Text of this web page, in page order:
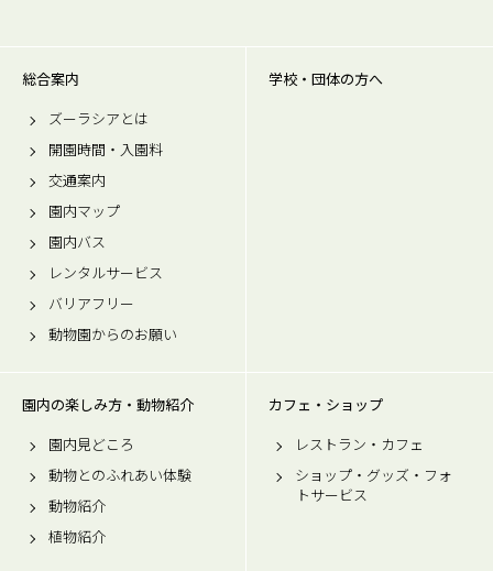
総合案内
ズーラシアとは
開園時間・入園料
交通案内
園内マップ
園内バス
レンタルサービス
バリアフリー
動物園からのお願い
学校・団体の方へ
園内の楽しみ方・動物紹介
園内見どころ
動物とのふれあい体験
動物紹介
植物紹介
カフェ・ショップ
レストラン・カフェ
ショップ・グッズ・フォ
トサービス